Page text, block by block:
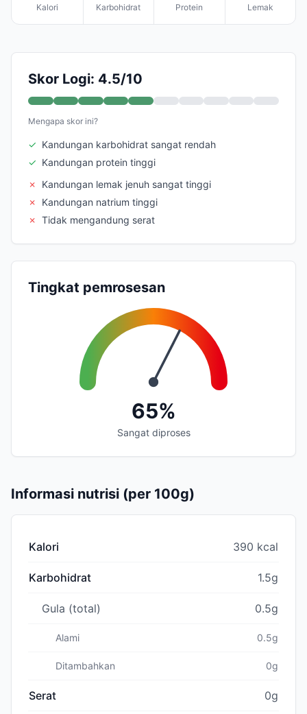
Kalori Karbohidrat Protein Lemak
Skor Logi: 4.5/10
Mengapa skor ini?
✓ Kandungan karbohidrat sangat rendah
✓ Kandungan protein tinggi
✗
Kandungan lemak jenuh sangat tinggi
✗
Kandungan natrium tinggi
✗ Tidak mengandung serat
Tingkat pemrosesan
65%
Sangat diproses
Informasi nutrisi (per 100g)
Kalori 390 kcal
Karbohidrat 1.5g
Gula (total) 0.5g
Alami 0.5g
Ditambahkan 0g
Serat 0g